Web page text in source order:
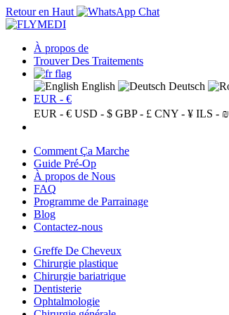
Retour en Haut
À propos de
Trouver Des Traitements
English Deutsch
EUR - €
EUR - € USD - $ GBP - £ CNY - ¥ ILS - ₪
Comment Ça Marche
Guide Pré-Op
À propos de Nous
FAQ
Programme de Parrainage
Blog
Contactez-nous
Greffe De Cheveux
Chirurgie plastique
Chirurgie bariatrique
Dentisterie
Ophtalmologie